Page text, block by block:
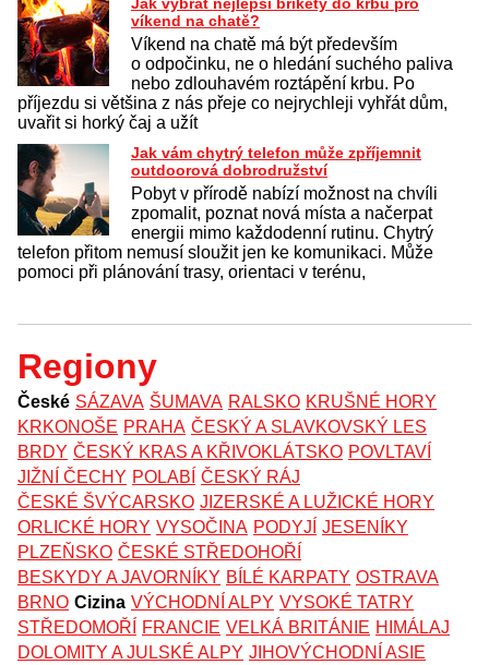
víkend na chatě?
Víkend na chatě má být především
o odpočinku, ne o hledání suchého paliva
nebo zdlouhavém roztápění krbu. Po
příjezdu si většina z nás přeje co nejrychleji vyhřát dům,
uvařit si horký čaj a užít
Jak vám chytrý telefon může zpříjemnit
outdoorová dobrodružství
Pobyt v přírodě nabízí možnost na chvíli
zpomalit, poznat nová místa a načerpat
energii mimo každodenní rutinu. Chytrý
telefon přitom nemusí sloužit jen ke komunikaci. Může
pomoci při plánování trasy, orientaci v terénu,
Regiony
České SÁZAVA ŠUMAVA RALSKO KRUŠNÉ HORY
KRKONOŠE PRAHA ČESKÝ A SLAVKOVSKÝ LES
BRDY ČESKÝ KRAS A KŘIVOKLÁTSKO POVLTAVÍ
JIŽNÍ ČECHY POLABÍ ČESKÝ RÁJ
ČESKÉ ŠVÝCARSKO JIZERSKÉ A LUŽICKÉ HORY
ORLICKÉ HORY VYSOČINA PODYJÍ JESENÍKY
PLZEŇSKO ČESKÉ STŘEDOHOŘÍ
BESKYDY A JAVORNÍKY BÍLÉ KARPATY OSTRAVA
BRNO Cizina VÝCHODNÍ ALPY VYSOKÉ TATRY
STŘEDOMOŘÍ
FRANCIE VELKÁ BRITÁNIE HIMÁLAJ
DOLOMITY A JULSKÉ ALPY JIHOVÝCHODNÍ ASIE